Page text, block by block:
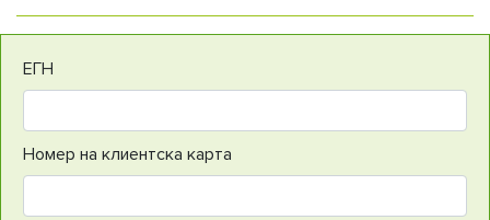
ЕГН
Номер на клиентска карта